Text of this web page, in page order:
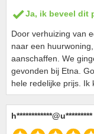
Ja, ik beveel dit
Door verhuizing van
naar een
aanschaffen. We
gevonden bij Etna.
hele redelijke prijs. Ik
h************@u*********